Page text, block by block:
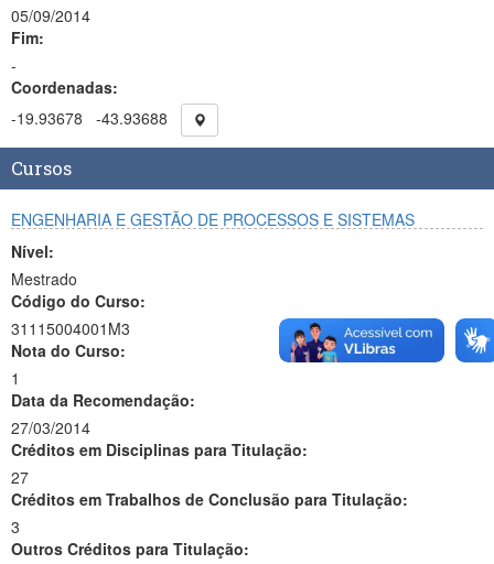
05/09/2014
Fim:
-
Coordenadas:
-19.93678
-43.93688
Cursos
ENGENHARIA E GESTÃO DE PROCESSOS E SISTEMAS
Nível:
Mestrado
Código do Curso:
31115004001M3
Nota do Curso:
1
Data da Recomendação:
27/03/2014
Créditos em Disciplinas para Titulação:
27
Créditos em Trabalhos de Conclusão para Titulação:
3
Outros Créditos para Titulação: